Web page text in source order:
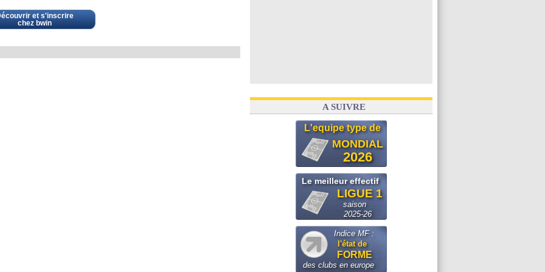
et s'inscrire
chez bwin
A SUIVRE
L'equipe type de
MONDIAL
2026
Le meilleur effectif
LIGUE 1
saison
2025-26
Indice MF :
l'état de
FORME
des clubs en europe